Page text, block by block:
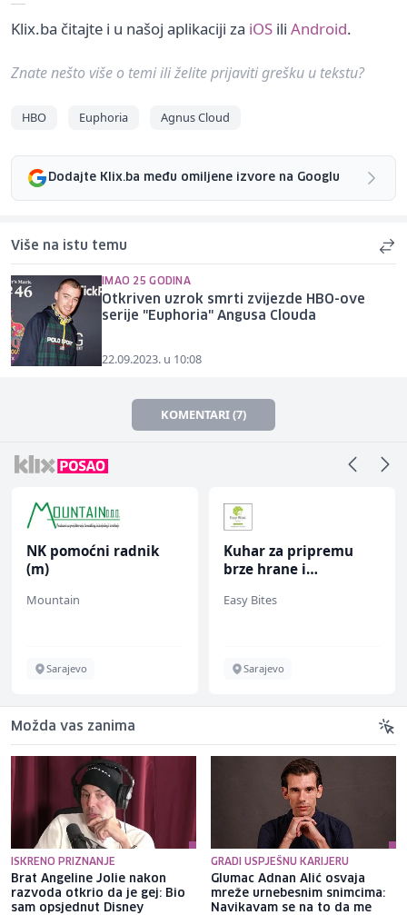
Klix.ba čitajte i u našoj aplikaciji za iOS ili Android.
Znate nešto više o temi ili želite prijaviti grešku u tekstu?
HBO Euphoria Agnus Cloud
Dodajte Klix.ba među omiljene izvore na Googlu
Više na istu temu
IMAO 25 GODINA
Otkriven uzrok smrti zvijezde HBO-ove
serije "Euphoria" Angusa Clouda
22.09.2023. u 10:08
KOMENTARI (7)
NK pomoćni radnik
(m)
Mountain
Sarajevo
Kuhar za pripremu
brze hrane i
ž)
Easy Bites
Sarajevo
Možda vas zanima
ISKRENO PRIZNANJE
Brat Angeline Jolie nakon
razvoda otkrio da je gej: Bio
sam opsjednut Disney
GRADI USPJEŠNU KARIJERU
Glumac Adnan Alić osvaja
mreže urnebesnim snimcima:
Navikavam se na to da me